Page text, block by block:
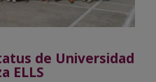
de Universidad
ELLS